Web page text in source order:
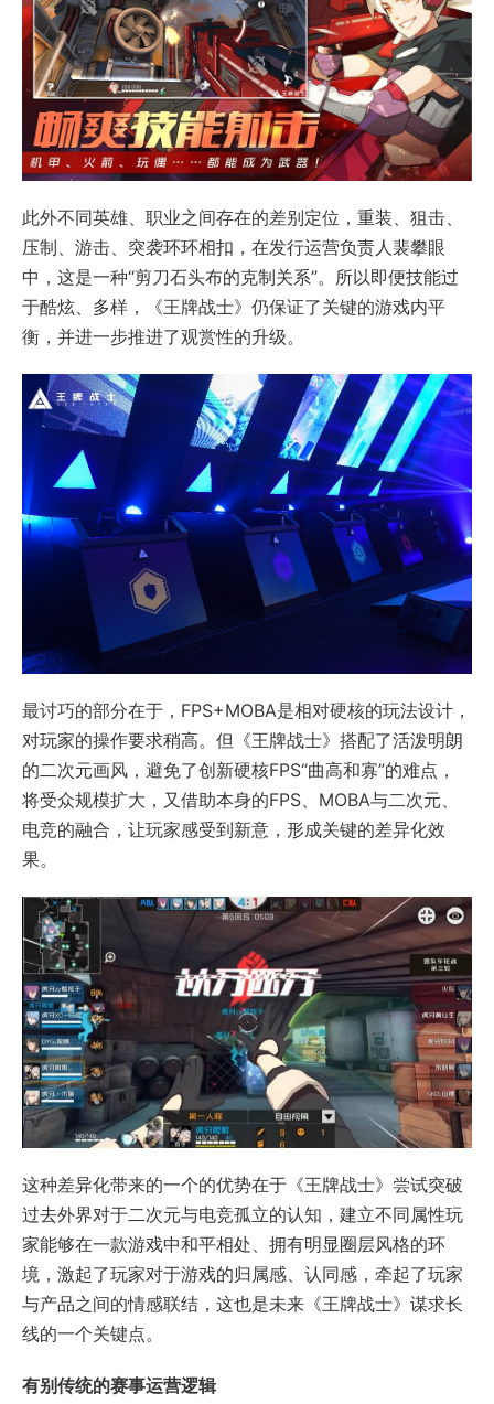
此外不同英雄、职业之间存在的差别定位，重装、狙击、
压制、游击、突袭环环相扣，在发行运营负责人裴攀眼
中，这是一种“剪刀石头布的克制关系”。所以即便技能过
于酷炫、多样，《王牌战士》仍保证了关键的游戏内平
衡，并进一步推进了观赏性的升级。
最讨巧的部分在于，FPS+MOBA是相对硬核的玩法设计，
对玩家的操作要求稍高。但《王牌战士》搭配了活泼明朗
的二次元画风，避免了创新硬核FPS“曲高和寡”的难点，
将受众规模扩大，又借助本身的FPS、MOBA与二次元、
电竞的融合，让玩家感受到新意，形成关键的差异化效
果。
这种差异化带来的一个的优势在于《王牌战士》尝试突破
过去外界对于二次元与电竞孤立的认知，建立不同属性玩
家能够在一款游戏中和平相处、拥有明显圈层风格的环
境，激起了玩家对于游戏的归属感、认同感，牵起了玩家
与产品之间的情感联结，这也是未来《王牌战士》谋求长
线的一个关键点。
有别传统的赛事运营逻辑